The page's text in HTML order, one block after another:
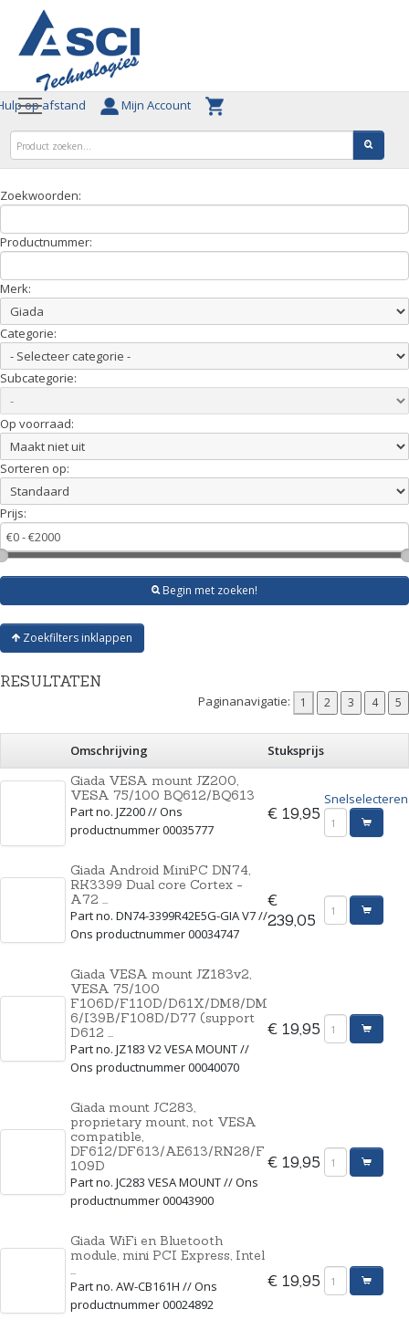
op afstand Mijn Account
Zoekwoorden:
Productnummer:
Merk:
Categorie:
Subcategorie:
Op voorraad:
Sorteren op:
Prijs:
Begin met zoeken!
Zoekfilters inklappen
RESULTATEN
Paginanavigatie:
Omschrijving
Stuksprijs
Giada VESA mount JZ200,
VESA 75/100 BQ612/BQ613
Part no. JZ200 // Ons
productnummer 00035777
€ 19,95
Snelselecteren
Giada Android MiniPC DN74,
RK3399 Dual core Cortex -
A72 ...
Part no. DN74-3399R42E5G-GIA V7 //
Ons productnummer 00034747
€
239,05
Giada VESA mount JZ183v2,
VESA 75/100
F106D/F110D/D61X/DM8/DM
6/I39B/F108D/D77 (support
D612 ...
Part no. JZ183 V2 VESA MOUNT //
Ons productnummer 00040070
€ 19,95
Giada mount JC283,
proprietary mount, not VESA
compatible,
DF612/DF613/AE613/RN28/F
109D
Part no. JC283 VESA MOUNT // Ons
productnummer 00043900
€ 19,95
Giada WiFi en Bluetooth
module, mini PCI Express, Intel
...
Part no. AW-CB161H // Ons
productnummer 00024892
€ 19,95